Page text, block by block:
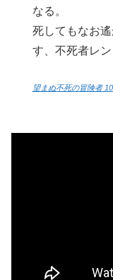
なる。
死してもなお
す、不死者レ
望まぬ不死の冒険者 10